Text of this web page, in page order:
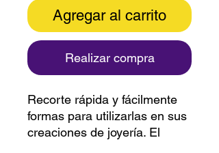
Agregar al carrito
Realizar compra
Recorte rápida y fácilmente
formas para utilizarlas en sus
creaciones de joyería. El